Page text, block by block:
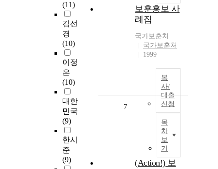
(11)
김선
경
(10)
이정
은
(10)
대한
민국
(9)
한시
준
(9)
보훈홍보 사
례집
국가보훈처
국가보훈처
1999
복
사/
대출
신청
목
차
보
기
7
(Action!) 보